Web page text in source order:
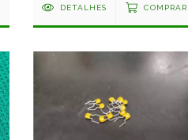
DETALHES COMPRAR